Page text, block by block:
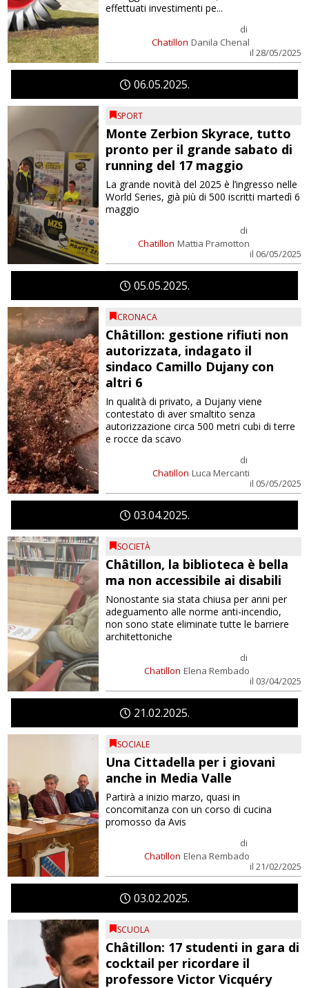
Chatillon
di
Danila Chenal
il 28/05/2025
effettuati investimenti pe...
0605 2025
SPORT
Monte Zerbion Skyrace, tutto
pronto per il grande sabato di
running del 17 maggio
Chatillon
di
Mattia Pramotton
il 06/05/2025
La grande novità del 2025 è l’ingresso nelle
World Series, già più di 500 iscritti martedì 6
maggio
0505 2025
CRONACA
Châtillon: gestione rifiuti non
autorizzata, indagato il
sindaco Camillo Dujany con
altri 6
Chatillon
di
Luca Mercanti
il 05/05/2025
In qualità di privato, a Dujany viene
contestato di aver smaltito senza
autorizzazione circa 500 metri cubi di terre
e rocce da scavo
0304 2025
SOCIETÀ
Châtillon, la biblioteca è bella
ma non accessibile ai disabili
Chatillon
di
Elena Rembado
il 03/04/2025
Nonostante sia stata chiusa per anni per
adeguamento alle norme anti-incendio,
non sono state eliminate tutte le barriere
architettoniche
21 02 2025
SOCIALE
Una Cittadella per i giovani
anche in Media Valle
Chatillon
di
Elena Rembado
il 21/02/2025
Partirà a inizio marzo, quasi in
concomitanza con un corso di cucina
promosso da Avis
0302 2025
SCUOLA
Châtillon: 17 studenti in gara di
cocktail per ricordare il
professore Victor Vicquéry